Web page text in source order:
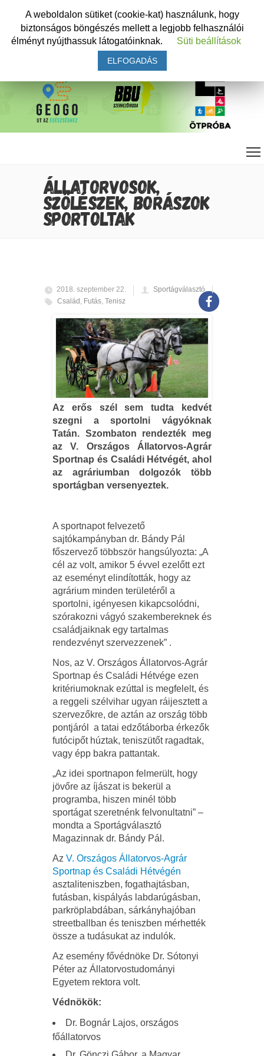
ÁLLATORVOSOK,
SZŐLÉSZEK, BORÁSZOK
SPORTOLTAK
2018. szeptember 22.
Sportágválasztó
Család, Futás, Tenisz
Az erős szél sem tudta kedvét
szegni a sportolni vágyóknak
Tatán. Szombaton rendezték meg
az V. Országos Állatorvos-Agrár
Sportnap és Családi Hétvégét, ahol
az agráriumban dolgozók több
sportágban versenyeztek.
A sportnapot felvezető
sajtókampányban dr. Bándy Pál
főszervező többször hangsúlyozta: „A
cél az volt, amikor 5 évvel ezelőtt ezt
az eseményt elindították, hogy az
agrárium minden területéről a
sportolni, igényesen kikapcsolódni,
szórakozni vágyó szakembereknek és
családjaiknak egy tartalmas
rendezvényt szervezzenek” .
Nos, az V. Országos Állatorvos-Agrár
Sportnap és Családi Hétvége ezen
kritériumoknak ezúttal is megfelelt, és
a reggeli szélvihar ugyan ráijesztett a
szervezőkre, de aztán az ország több
pontjáról a tatai edzőtáborba érkezők
futócipőt húztak, teniszütőt ragadtak,
vagy épp bakra pattantak.
„Az idei sportnapon felmerült, hogy
jövőre az íjászat is bekerül a
programba, hiszen minél több
sportágat szeretnénk felvonultatni” –
mondta a Sportágválasztó
Magazinnak dr. Bándy Pál.
Az V. Országos Állatorvos-Agrár
Sportnap és Családi Hétvégén
asztaliteniszben, fogathajtásban,
futásban, kispályás labdarúgásban,
parkröplabdában, sárkányhajóban
streetballban és teniszben mérhették
össze a tudásukat az indulók.
Az esemény fővédnöke Dr. Sótonyi
Péter az Állatorvostudományi
Egyetem rektora volt.
Védnökök:
Dr. Bognár Lajos, országos
főállatorvos
A weboldalon sütiket (cookie-kat) használunk, hogy
biztonságos böngészés mellett a legjobb felhasználói
élményt nyújthassuk látogatóinknak.
Süti beállítások
ELFOGADÁS